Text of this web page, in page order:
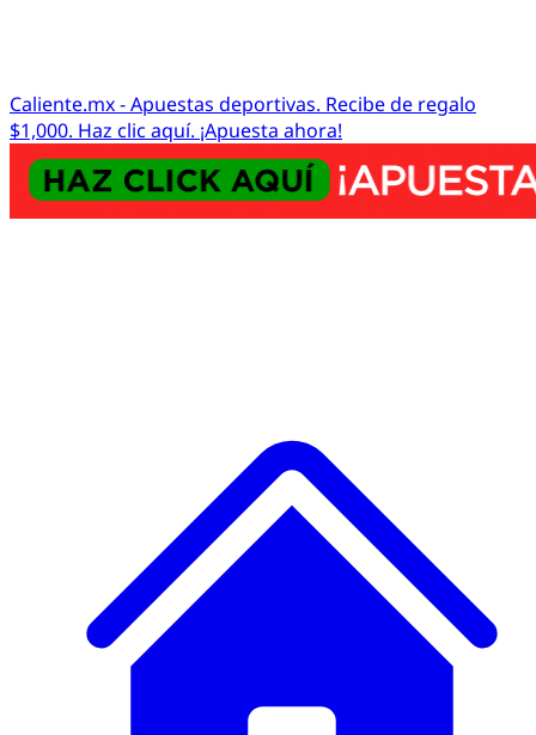
Caliente.mx - Apuestas deportivas. Recibe de regalo
$1,000. Haz clic aquí. ¡Apuesta ahora!